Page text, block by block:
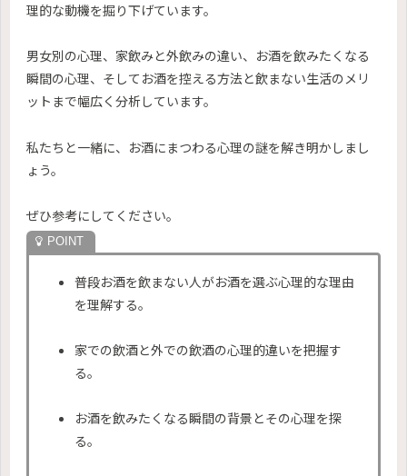
理的な動機を掘り下げています。
男女別の心理、家飲みと外飲みの違い、お酒を飲みたくなる
瞬間の心理、そしてお酒を控える方法と飲まない生活のメリ
ットまで幅広く分析しています。
私たちと一緒に、お酒にまつわる心理の謎を解き明かしまし
ょう。
ぜひ参考にしてください。
普段お酒を飲まない人がお酒を選ぶ心理的な理由
を理解する。
家での飲酒と外での飲酒の心理的違いを把握す
る。
お酒を飲みたくなる瞬間の背景とその心理を探
る。